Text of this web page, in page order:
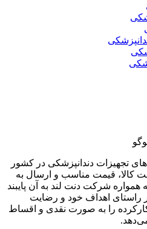
تجهیزات دندانپزشکی در کشور
کالا، قیمت مناسب و ارسال به
شرکت دنت لند به آن پایبند
اهداف خود و رضایت
را به صورت نقدی و اقساط